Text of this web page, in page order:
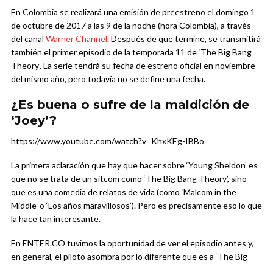
En Colombia se realizará una emisión de preestreno el domingo 1
de octubre de 2017 a las 9 de la noche (hora Colombia), a través
del canal Warner Channel. Después de que termine, se transmitirá
también el primer episodio de la temporada 11 de ‘The Big Bang
Theory’. La serie tendrá su fecha de estreno oficial en noviembre
del mismo año, pero todavía no se define una fecha.
¿Es buena o sufre de la maldición de
‘Joey’?
https://www.youtube.com/watch?v=KhxKEg-IBBo
La primera aclaración que hay que hacer sobre ‘Young Sheldon’ es
que no se trata de un sitcom como ‘The Big Bang Theory’, sino
que es una comedia de relatos de vida (como ‘Malcom in the
Middle’ o ‘Los años maravillosos’). Pero es precisamente eso lo que
la hace tan interesante.
En ENTER.CO tuvimos la oportunidad de ver el episodio antes y,
en general, el piloto asombra por lo diferente que es a ‘The Big